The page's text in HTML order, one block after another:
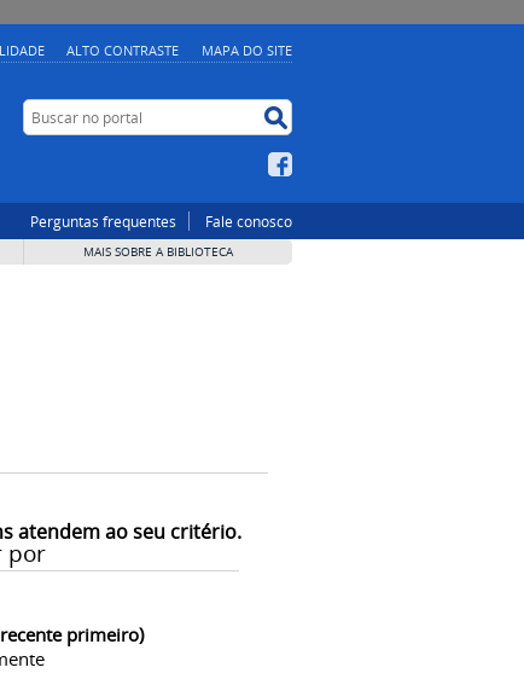
ALTO CONTRASTE MAPA DO SITE
Buscar no portal
Perguntas frequentes Fale conosco
MAIS SOBRE A BIBLIOTECA
atendem ao seu critério.
por
primeiro)